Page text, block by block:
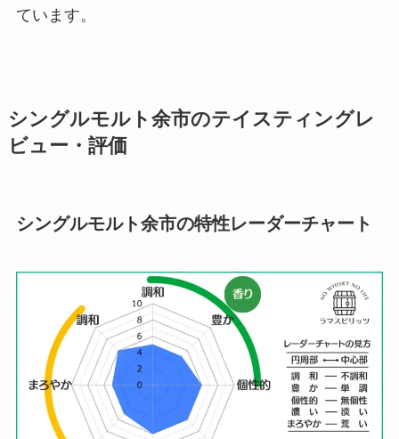
ています。
シングルモルト余市のテイスティングレ
ビュー・評価
シングルモルト余市の特性レーダーチャート